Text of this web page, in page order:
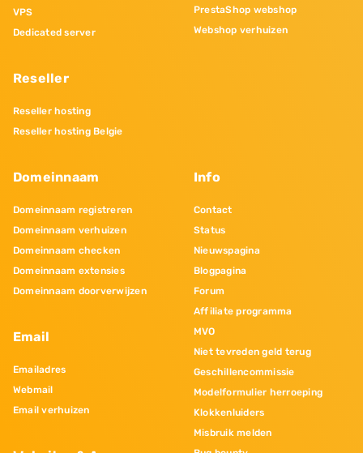
VPS
Dedicated server
Reseller
Reseller hosting
Reseller hosting Belgie
PrestaShop webshop
Webshop verhuizen
Domeinnaam
Domeinnaam registreren
Domeinnaam verhuizen
Domeinnaam checken
Domeinnaam extensies
Domeinnaam doorverwijzen
Email
Emailadres
Webmail
Email verhuizen
Info
Contact
Status
Nieuwspagina
Blogpagina
Forum
Affiliate programma
MVO
Niet tevreden geld terug
Geschillencommissie
Modelformulier herroeping
Klokkenluiders
Misbruik melden